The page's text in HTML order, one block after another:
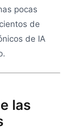
pocas
de
de IA
las